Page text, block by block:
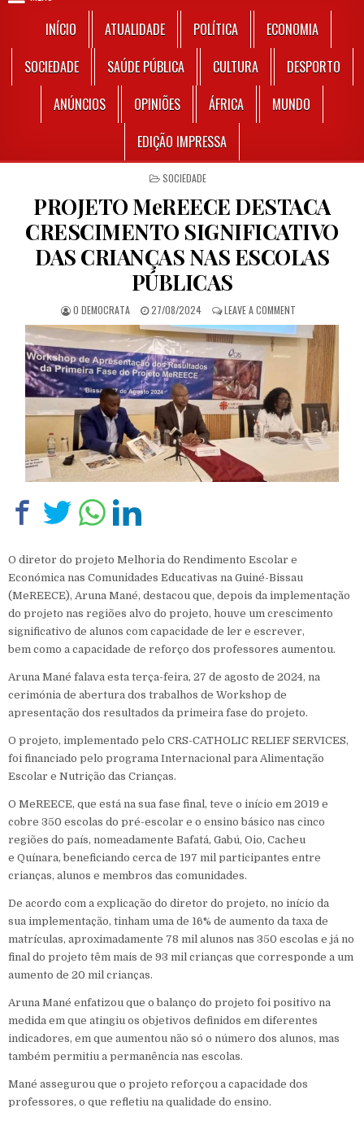
INÍCIO ATUALIDADE POLÍTICA
ECONOMIA
SOCIEDADE
SAÚDE PÚBLICA CULTURA
DESPORTO
ANÚNCIOS
OPINIÕES ÁFRICA
MUNDO
EDIÇÃO IMPRESSA
POSTED IN
SOCIEDADE
PROJETO MeREECE DESTACA
CRESCIMENTO SIGNIFICATIVO
DAS CRIANÇAS NAS ESCOLAS
PÚBLICAS
AUTHOR:
O DEMOCRATA PUBLISHED DATE:
27/08/2024 LEAVE A COMMENTON PROJETO
O diretor do projeto Melhoria do Rendimento Escolar e
Económica nas Comunidades Educativas na Guiné-Bissau
(MeREECE), Aruna Mané, destacou que, depois da implementação
do projeto nas regiões alvo do projeto, houve um crescimento
significativo de alunos com capacidade de ler e escrever,
bem como a capacidade de reforço dos professores aumentou.
Aruna Mané falava esta terça-feira, 27 de agosto de 2024, na
cerimónia de abertura dos trabalhos de Workshop de
apresentação dos resultados da primeira fase do projeto.
O projeto, implementado pelo CRS-CATHOLIC RELIEF SERVICES,
foi financiado pelo programa Internacional para Alimentação
Escolar e Nutrição das Crianças.
O MeREECE, que está na sua fase final, teve o início em 2019 e
cobre 350 escolas do pré-escolar e o ensino básico nas cinco
regiões do país, nomeadamente Bafatá, Gabú, Oio, Cacheu
e Quínara, beneficiando cerca de 197 mil participantes entre
crianças, alunos e membros das comunidades.
De acordo com a explicação do diretor do projeto, no início da
sua implementação, tinham uma de 16% de aumento da taxa de
matrículas, aproximadamente 78 mil alunos nas 350 escolas e já no
final do projeto têm mais de 93 mil crianças que corresponde a um
aumento de 20 mil crianças.
Aruna Mané enfatizou que o balanço do projeto foi positivo na
medida em que atingiu os objetivos definidos em diferentes
indicadores, em que aumentou não só o número dos alunos, mas
também permitiu a permanência nas escolas.
Mané assegurou que o projeto reforçou a capacidade dos
professores, o que refletiu na qualidade do ensino.